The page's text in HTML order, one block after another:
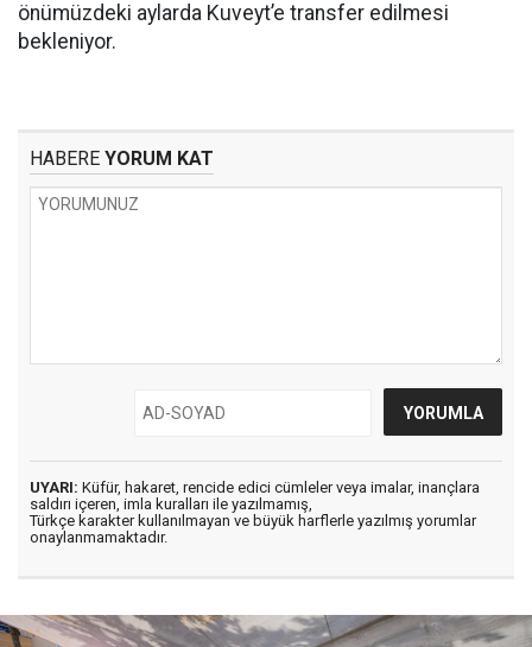
önümüzdeki aylarda Kuveyt’e transfer edilmesi
bekleniyor.
HABERE YORUM KAT
UYARI: Küfür, hakaret, rencide edici cümleler veya imalar, inançlara
saldırı içeren, imla kuralları ile yazılmamış,
Türkçe karakter kullanılmayan ve büyük harflerle yazılmış yorumlar
onaylanmamaktadır.